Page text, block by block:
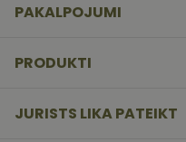
PAKALPOJUMI
PRODUKTI
JURISTS LIKA PATEIKT